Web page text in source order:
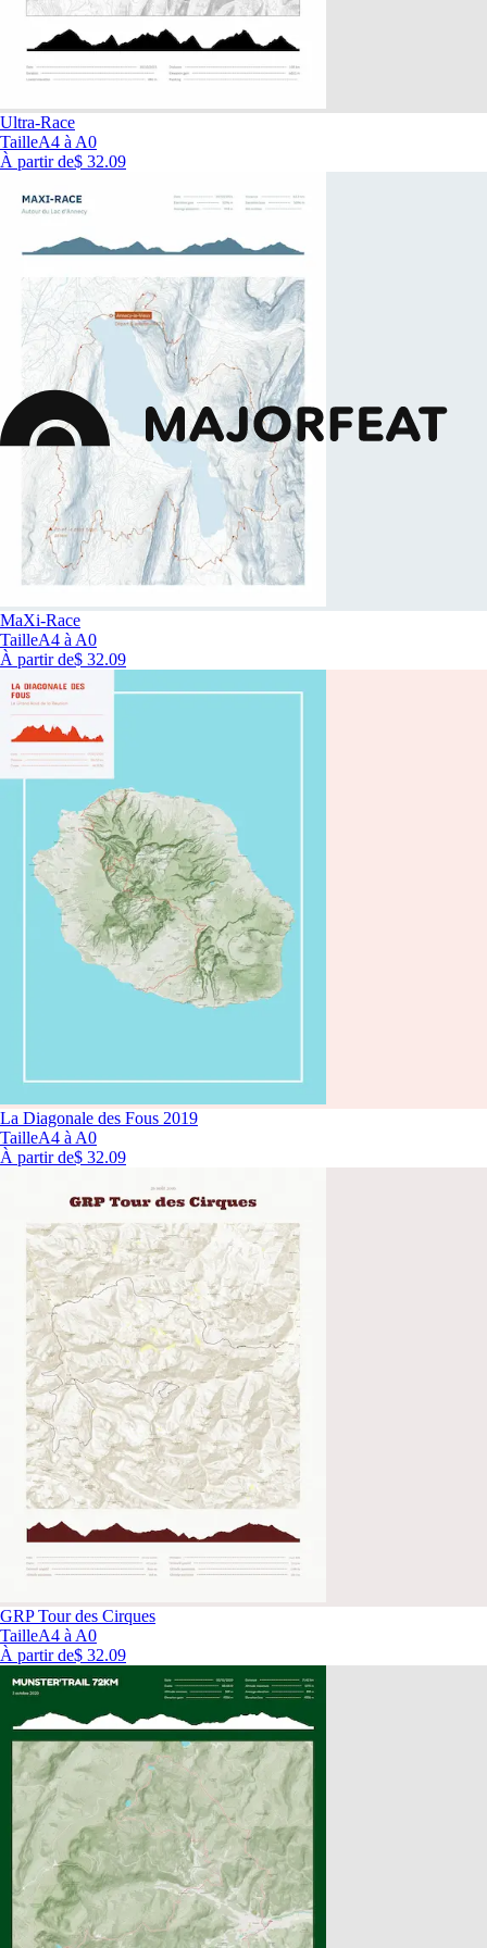
Ultra-Race
TailleA4 à A0
À partir de$ 32.09
MaXi-Race
TailleA4 à A0
À partir de$ 32.09
La Diagonale des Fous 2019
TailleA4 à A0
À partir de$ 32.09
GRP Tour des Cirques
TailleA4 à A0
À partir de$ 32.09